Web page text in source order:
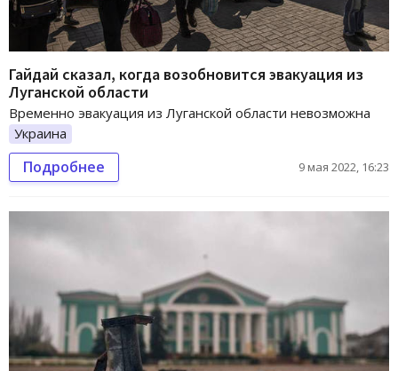
Гайдай сказал, когда возобновится эвакуация из
Луганской области
Временно эвакуация из Луганской области невозможна
Украина
Подробнее 9 мая 2022, 16:23